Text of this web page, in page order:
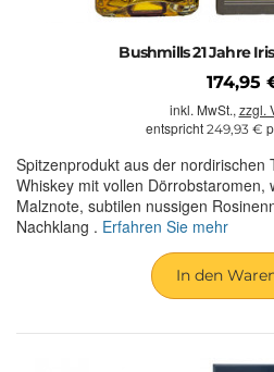
Bushmills 21 Jahre
174,95
inkl. MwSt., zzgl.
entspricht 249,93 €
Spitzenprodukt aus der nordirischen
Whiskey mit vollen Dörrobstaromen,
Malznote, subtilen nussigen
Nachklang . Erfahren Sie mehr
In den